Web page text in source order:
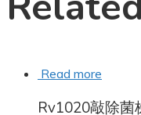
Read more
Rv1020敲除菌